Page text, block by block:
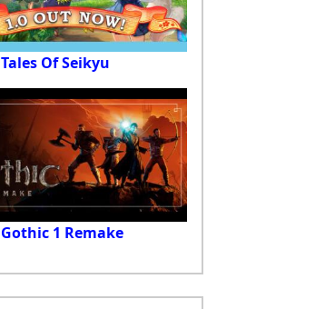
Tales Of Seikyu
Gothic 1 Remake